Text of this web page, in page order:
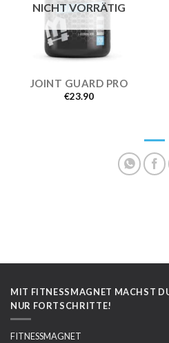
NICHT VORRÄTIG
JOINT GUARD PRO
€23.90
MIT FITNESSMAGNET MACHST
NUR FORTSCHRITTE!
FITNESSMAGNET